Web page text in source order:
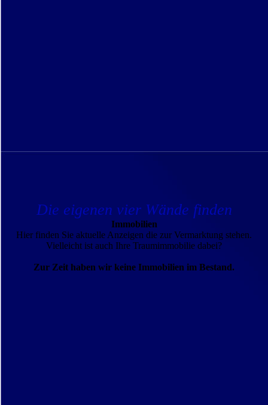
Die eigenen vier Wände finden
Immobilien
Hier finden Sie aktuelle Anzeigen die zur Vermarktung stehen.
Vielleicht ist auch Ihre Traumimmobilie dabei?
Zur Zeit haben wir keine Immobilien im Bestand.